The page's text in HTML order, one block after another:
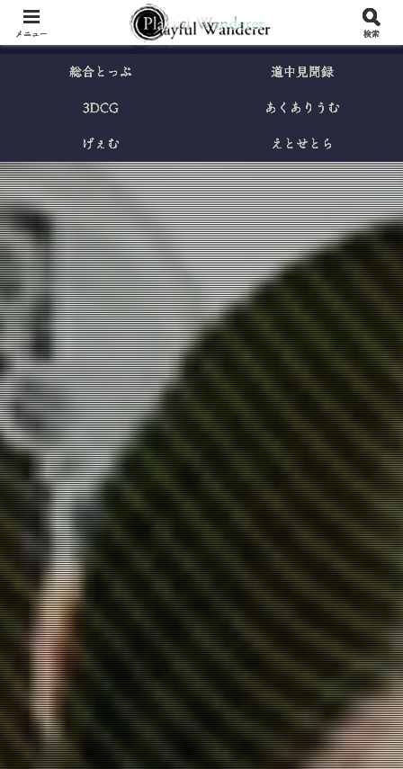
総合とっぷ 道中見聞録
3DCG あくありうむ
げぇむ えとせとら
メニュー 検索